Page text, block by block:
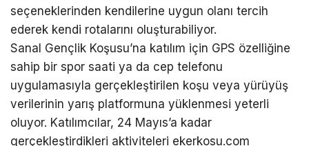
seçeneklerinden kendilerine uygun olanı tercih
ederek kendi rotalarını oluşturabiliyor.
Sanal Gençlik Koşusu’na katılım için GPS özelliğine
sahip bir spor saati ya da cep telefonu
uygulamasıyla gerçekleştirilen koşu veya yürüyüş
verilerinin yarış platformuna yüklenmesi yeterli
oluyor. Katılımcılar, 24 Mayıs’a kadar
gerçekleştirdikleri aktiviteleri ekerkosu.com